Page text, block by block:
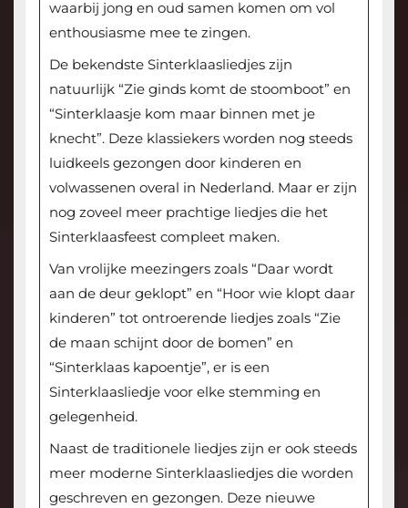
waarbij jong en oud samen komen om vol
enthousiasme mee te zingen.
De bekendste Sinterklaasliedjes zijn
natuurlijk “Zie ginds komt de stoomboot” en
“Sinterklaasje kom maar binnen met je
knecht”. Deze klassiekers worden nog steeds
luidkeels gezongen door kinderen en
volwassenen overal in Nederland. Maar er zijn
nog zoveel meer prachtige liedjes die het
Sinterklaasfeest compleet maken.
Van vrolijke meezingers zoals “Daar wordt
aan de deur geklopt” en “Hoor wie klopt daar
kinderen” tot ontroerende liedjes zoals “Zie
de maan schijnt door de bomen” en
“Sinterklaas kapoentje”, er is een
Sinterklaasliedje voor elke stemming en
gelegenheid.
Naast de traditionele liedjes zijn er ook steeds
meer moderne Sinterklaasliedjes die worden
geschreven en gezongen. Deze nieuwe